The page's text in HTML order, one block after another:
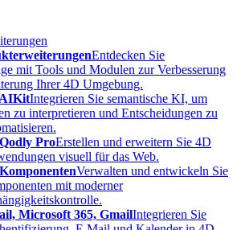
Entdecken Sie
mit Tools und Modulen zur Verbesserung
Ihrer 4D Umgebung.
Integrieren Sie semantische KI, um
zu interpretieren und Entscheidungen zu
ProErstellen und erweitern Sie 4D
visuell für das Web.
Verwalten und entwickeln Sie
mit moderner
Microsoft 365, GmailIntegrieren Sie